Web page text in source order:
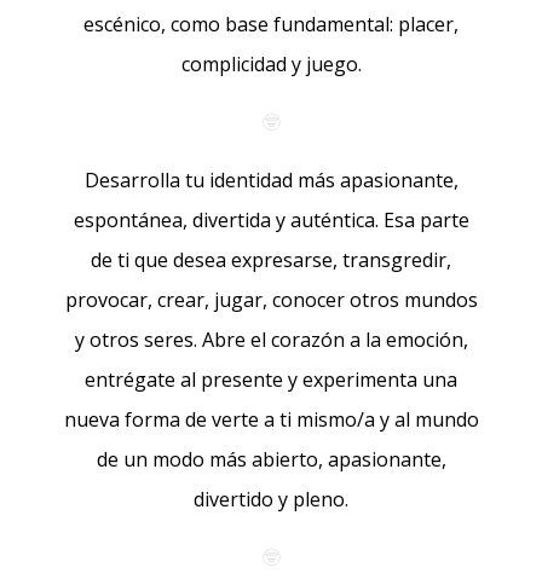
escénico, como base fundamental: placer,
complicidad y juego.
Desarrolla tu identidad más apasionante,
espontánea, divertida y auténtica. Esa parte
de ti que desea expresarse, transgredir,
provocar, crear, jugar, conocer otros mundos
y otros seres. Abre el corazón a la emoción,
entrégate al presente y experimenta una
nueva forma de verte a ti mismo/a y al mundo
de un modo más abierto, apasionante,
divertido y pleno.